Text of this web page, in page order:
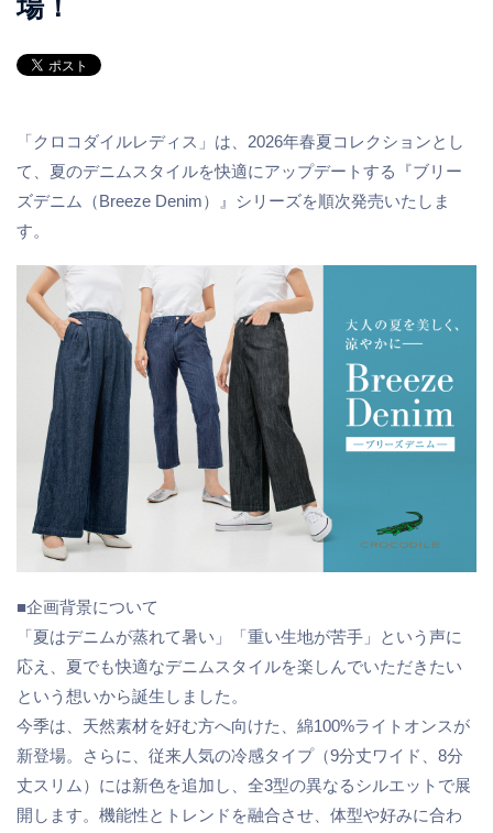
場！
「クロコダイルレディス」は、2026年春夏コレクションとし
て、夏のデニムスタイルを快適にアップデートする『ブリー
ズデニム（Breeze Denim）』シリーズを順次発売いたしま
す。
■企画背景について
「夏はデニムが蒸れて暑い」「重い生地が苦手」という声に
応え、夏でも快適なデニムスタイルを楽しんでいただきたい
という想いから誕生しました。
今季は、天然素材を好む方へ向けた、綿100%ライトオンスが
新登場。さらに、従来人気の冷感タイプ（9分丈ワイド、8分
丈スリム）には新色を追加し、全3型の異なるシルエットで展
開します。機能性とトレンドを融合させ、体型や好みに合わ